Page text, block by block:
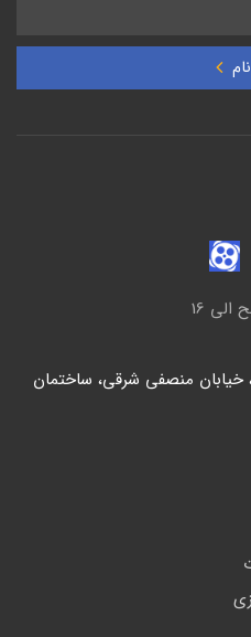
خیابان منصفی شرقی، ساختمان